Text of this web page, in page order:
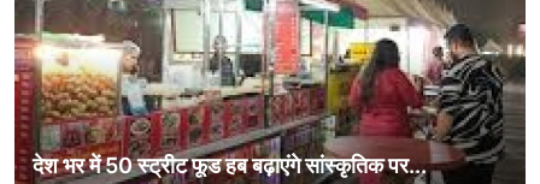
देश भर में 50 स्ट्रीट फूड हब बढ़ाएंगे सांस्कृतिक पर...